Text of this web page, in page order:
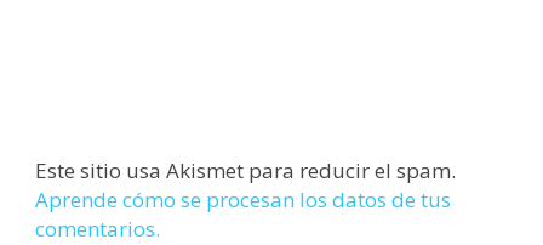
Este sitio usa Akismet para reducir el spam.
Aprende cómo se procesan los datos de tus
comentarios.